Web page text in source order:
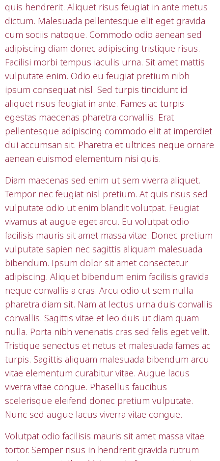
quis hendrerit. Aliquet risus feugiat in ante metus
dictum. Malesuada pellentesque elit eget gravida
cum sociis natoque. Commodo odio aenean sed
adipiscing diam donec adipiscing tristique risus.
Facilisi morbi tempus iaculis urna. Sit amet mattis
vulputate enim. Odio eu feugiat pretium nibh
ipsum consequat nisl. Sed turpis tincidunt id
aliquet risus feugiat in ante. Fames ac turpis
egestas maecenas pharetra convallis. Erat
pellentesque adipiscing commodo elit at imperdiet
dui accumsan sit. Pharetra et ultrices neque ornare
aenean euismod elementum nisi quis.
Diam maecenas sed enim ut sem viverra aliquet.
Tempor nec feugiat nisl pretium. At quis risus sed
vulputate odio ut enim blandit volutpat. Feugiat
vivamus at augue eget arcu. Eu volutpat odio
facilisis mauris sit amet massa vitae. Donec pretium
vulputate sapien nec sagittis aliquam malesuada
bibendum. Ipsum dolor sit amet consectetur
adipiscing. Aliquet bibendum enim facilisis gravida
neque convallis a cras. Arcu odio ut sem nulla
pharetra diam sit. Nam at lectus urna duis convallis
convallis. Sagittis vitae et leo duis ut diam quam
nulla. Porta nibh venenatis cras sed felis eget velit.
Tristique senectus et netus et malesuada fames ac
turpis. Sagittis aliquam malesuada bibendum arcu
vitae elementum curabitur vitae. Augue lacus
viverra vitae congue. Phasellus faucibus
scelerisque eleifend donec pretium vulputate.
Nunc sed augue lacus viverra vitae congue.
Volutpat odio facilisis mauris sit amet massa vitae
tortor. Semper risus in hendrerit gravida rutrum